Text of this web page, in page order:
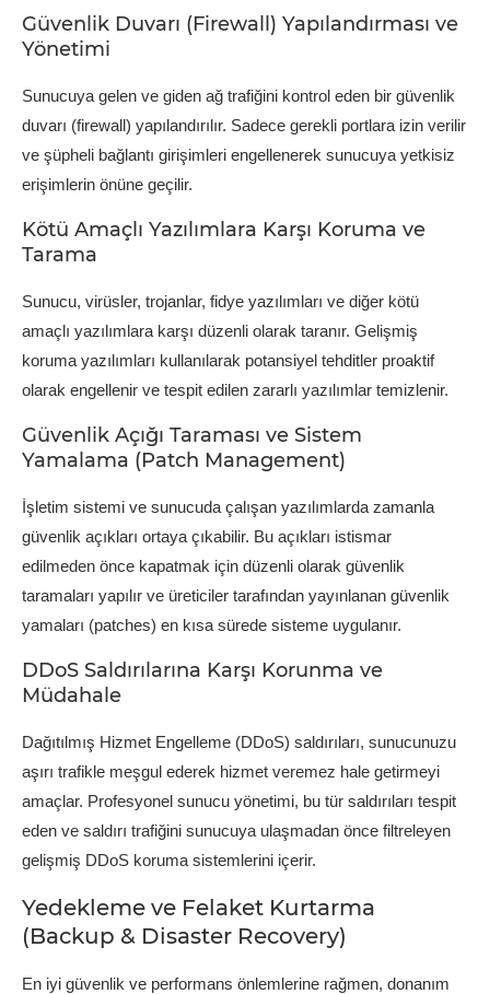
Güvenlik Duvarı (Firewall) Yapılandırması ve
Yönetimi
Sunucuya gelen ve giden ağ trafiğini kontrol eden bir güvenlik
duvarı (firewall) yapılandırılır. Sadece gerekli portlara izin verilir
ve şüpheli bağlantı girişimleri engellenerek sunucuya yetkisiz
erişimlerin önüne geçilir.
Kötü Amaçlı Yazılımlara Karşı Koruma ve
Tarama
Sunucu, virüsler, trojanlar, fidye yazılımları ve diğer kötü
amaçlı yazılımlara karşı düzenli olarak taranır. Gelişmiş
koruma yazılımları kullanılarak potansiyel tehditler proaktif
olarak engellenir ve tespit edilen zararlı yazılımlar temizlenir.
Güvenlik Açığı Taraması ve Sistem
Yamalama (Patch Management)
İşletim sistemi ve sunucuda çalışan yazılımlarda zamanla
güvenlik açıkları ortaya çıkabilir. Bu açıkları istismar
edilmeden önce kapatmak için düzenli olarak güvenlik
taramaları yapılır ve üreticiler tarafından yayınlanan güvenlik
yamaları (patches) en kısa sürede sisteme uygulanır.
DDoS Saldırılarına Karşı Korunma ve
Müdahale
Dağıtılmış Hizmet Engelleme (DDoS) saldırıları, sunucunuzu
aşırı trafikle meşgul ederek hizmet veremez hale getirmeyi
amaçlar. Profesyonel sunucu yönetimi, bu tür saldırıları tespit
eden ve saldırı trafiğini sunucuya ulaşmadan önce filtreleyen
gelişmiş DDoS koruma sistemlerini içerir.
Yedekleme ve Felaket Kurtarma
(Backup & Disaster Recovery)
En iyi güvenlik ve performans önlemlerine rağmen, donanım